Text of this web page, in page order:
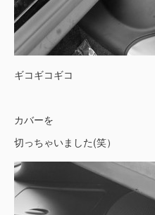
ギコギコギコ
カバーを
切っちゃいました(笑）